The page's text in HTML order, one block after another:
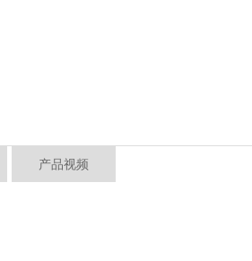
产品视频